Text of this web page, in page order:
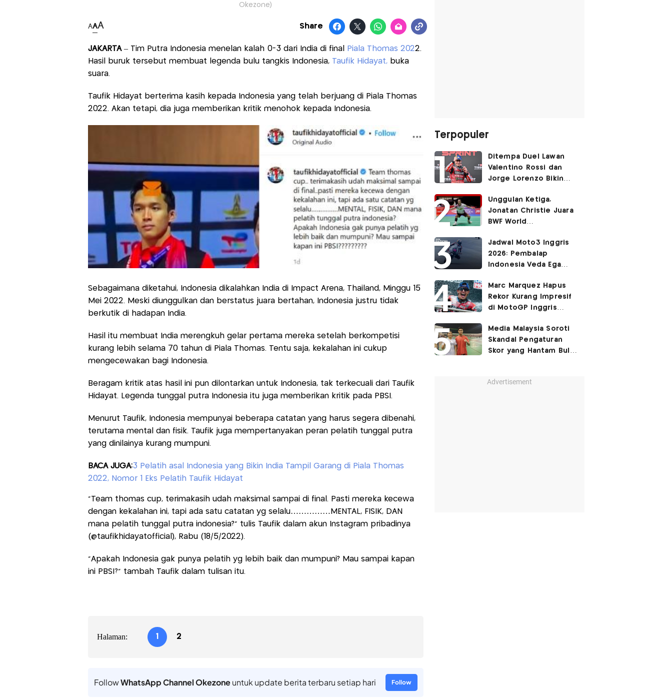
Okezone)
AAA Share
JAKARTA – Tim Putra Indonesia menelan kalah 0-3 dari India di final Piala Thomas 2022.
Hasil buruk tersebut membuat legenda bulu tangkis Indonesia, Taufik Hidayat,buka
suara.
Taufik Hidayat berterima kasih kepada Indonesia yang telah berjuang di Piala Thomas
2022. Akan tetapi, dia juga memberikan kritik menohok kepada Indonesia.
Sebagaimana diketahui, Indonesia dikalahkan India di Impact Arena, Thailand, Minggu 15
Mei 2022. Meski diunggulkan dan berstatus juara bertahan, Indonesia justru tidak
berkutik di hadapan India.
Hasil itu membuat India merengkuh gelar pertama mereka setelah berkompetisi
kurang lebih selama 70 tahun di Piala Thomas. Tentu saja, kekalahan ini cukup
mengecewakan bagi Indonesia.
Beragam kritik atas hasil ini pun dilontarkan untuk Indonesia, tak terkecuali dari Taufik
Hidayat. Legenda tunggal putra Indonesia itu juga memberikan kritik pada PBSI.
Menurut Taufik, Indonesia mempunyai beberapa catatan yang harus segera dibenahi,
terutama mental dan fisik. Taufik juga mempertanyakan peran pelatih tunggal putra
yang dinilainya kurang mumpuni.
BACA JUGA:3 Pelatih asal Indonesia yang Bikin India Tampil Garang di Piala Thomas
2022, Nomor 1 Eks Pelatih Taufik Hidayat
“Team thomas cup, terimakasih udah maksimal sampai di final. Pasti mereka kecewa
dengan kekalahan ini, tapi ada satu catatan yg selalu……………MENTAL, FISIK, DAN
mana pelatih tunggal putra indonesia?” tulis Taufik dalam akun Instagram pribadinya
(@taufikhidayatofficial), Rabu (18/5/2022).
“Apakah Indonesia gak punya pelatih yg lebih baik dan mumpuni? Mau sampai kapan
ini PBSI?” tambah Taufik dalam tulisan itu.
Halaman: 1 2
FollowWhatsApp Channel Okezoneuntuk update berita terbaru setiap hari Follow
Terpopuler
Ditempa Duel Lawan
Valentino Rossi dan
Jorge Lorenzo Bikin
Dikalahkan
Unggulan Ketiga,
Jonatan Christie Juara
BWF World
Jadwal Moto3 Inggris
2026: Pembalap
Indonesia Veda Ega
Marc Marquez Hapus
Rekor Kurang Impresif
di MotoGP Inggris
Media Malaysia Soroti
Skandal Pengaturan
Skor yang Hantam Bulu
Advertisement